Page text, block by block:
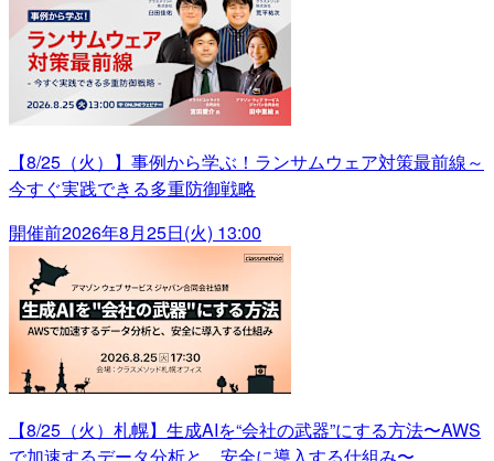
【8/25（火）】事例から学ぶ！ランサムウェア対策最前線～
今すぐ実践できる多重防御戦略
開催前2026年8月25日(火) 13:00
【8/25（火）札幌】生成AIを“会社の武器”にする方法〜AWS